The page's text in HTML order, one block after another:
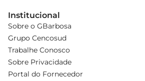
Institucional
Sobre o GBarbosa
Grupo Cencosud
Trabalhe Conosco
Sobre Privacidade
Portal do Fornecedor